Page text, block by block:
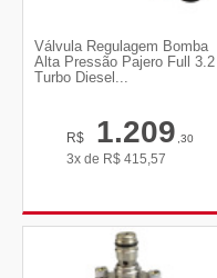
Válvula Regulagem Bomba
Alta Pressão Pajero Full 3.2
Turbo Diesel...
R$ 1.209,30
3x de R$ 415,57